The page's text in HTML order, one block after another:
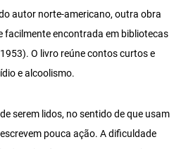
autor norte-americano, outra obra
facilmente encontrada em bibliotecas
O livro reúne contos curtos e
e alcoolismo.
serem lidos, no sentido de que usam
pouca ação. A dificuldade